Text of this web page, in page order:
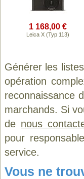
1 168,00 €
Leica X (Typ 113)
Générer les
opération
reconnaissance
marchands. Si
de nous
pour
service.
Vous ne